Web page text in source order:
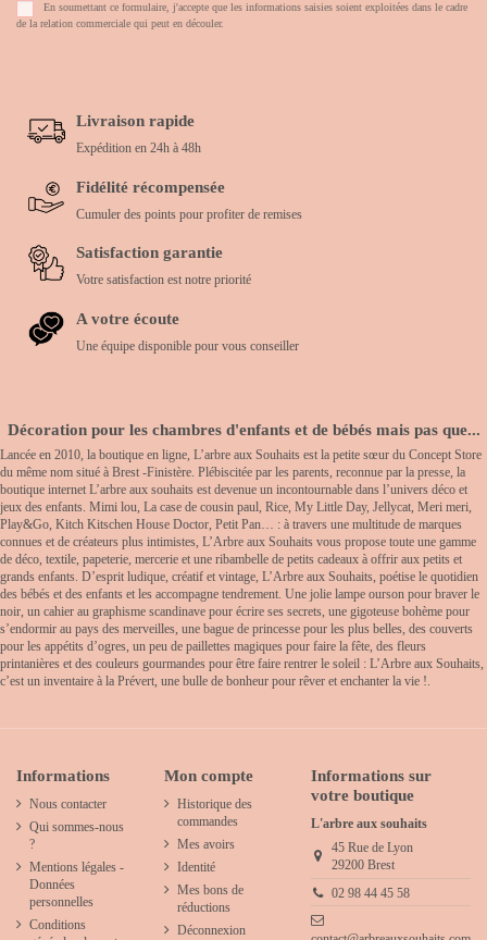
En soumettant ce formulaire, j'accepte que les informations saisies soient exploitées dans le cadre
de la relation commerciale qui peut en découler.
Livraison rapide
Expédition en 24h à 48h
Fidélité récompensée
Cumuler des points pour profiter de remises
Satisfaction garantie
Votre satisfaction est notre priorité
A votre écoute
Une équipe disponible pour vous conseiller
Décoration pour les chambres d'enfants et de bébés mais pas que...
Lancée en 2010, la boutique en ligne, L’arbre aux Souhaits est la petite sœur du Concept Store
du même nom situé à Brest -Finistère. Plébiscitée par les parents, reconnue par la presse, la
boutique internet L’arbre aux souhaits est devenue un incontournable dans l’univers déco et
jeux des enfants. Mimi lou, La case de cousin paul, Rice, My Little Day, Jellycat, Meri meri,
Play&Go, Kitch Kitschen House Doctor, Petit Pan… : à travers une multitude de marques
connues et de créateurs plus intimistes, L’Arbre aux Souhaits vous propose toute une gamme
de déco, textile, papeterie, mercerie et une ribambelle de petits cadeaux à offrir aux petits et
grands enfants. D’esprit ludique, créatif et vintage, L’Arbre aux Souhaits, poétise le quotidien
des bébés et des enfants et les accompagne tendrement. Une jolie lampe ourson pour braver le
noir, un cahier au graphisme scandinave pour écrire ses secrets, une gigoteuse bohème pour
s’endormir au pays des merveilles, une bague de princesse pour les plus belles, des couverts
pour les appétits d’ogres, un peu de paillettes magiques pour faire la fête, des fleurs
printanières et des couleurs gourmandes pour être faire rentrer le soleil : L’Arbre aux Souhaits,
c’est un inventaire à la Prévert, une bulle de bonheur pour rêver et enchanter la vie !.
Informations
Nous contacter
Qui sommes-nous
?
Mentions légales -
Données
personnelles
Conditions
Mon compte
Historique des
commandes
Mes avoirs
Identité
Mes bons de
réductions
Déconnexion
Informations sur
votre boutique
L'arbre aux souhaits
45 Rue de Lyon
29200 Brest
02 98 44 45 58